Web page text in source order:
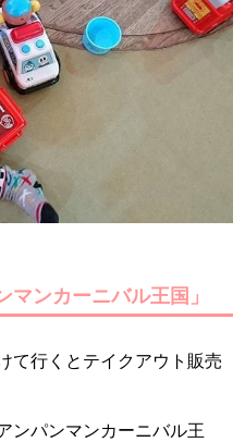
ンカーニバル王国」
て行くとテイクアウト販売
ンパンマンカーニバル王